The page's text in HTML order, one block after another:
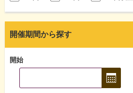
開催期間から探す
開始